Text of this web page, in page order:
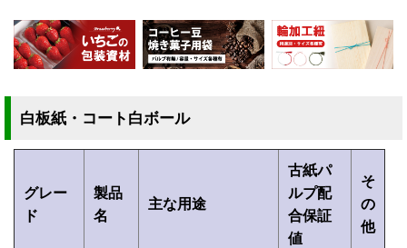
白板紙・コート白ボール
グレー
ド
製品
名
主な用途
古紙パ
ルプ配
合保証
値
そ
の
他